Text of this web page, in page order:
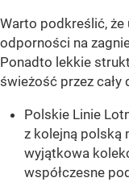
Warto podkreślić,
odporności na
Ponadto lekkie
świeżość przez cały
Polskie Linie
z kolejną polską
wyjątkowa
współczesne